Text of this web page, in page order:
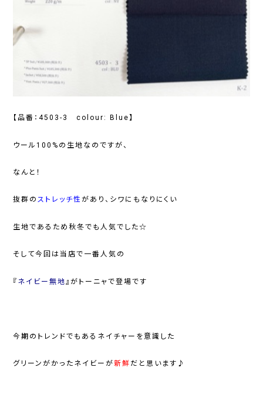
【品番：4503-3 colour: Blue】
ウール100%の生地なのですが、
なんと！
抜群のストレッチ性があり、シワにもなりにくい
生地であるため秋冬でも人気でした☆
そして今回は当店で一番人気の
『 ネイビー無地 』がトーニャで登場です
今期のトレンドでもあるネイチャーを意識した
グリーンがかったネイビーが新鮮 だと思います♪